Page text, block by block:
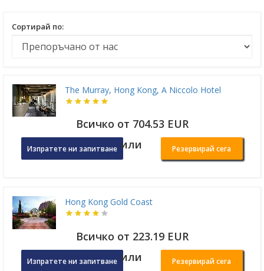
Сортирай по:
The Murray, Hong Kong, A Niccolo Hotel
Всичко от 704.53 EUR
Изпратете ни запитване или Резервирай сега
Hong Kong Gold Coast
Всичко от 223.19 EUR
Изпратете ни запитване или Резервирай сега